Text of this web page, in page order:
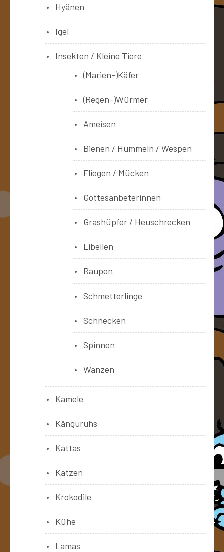
Hyänen
Igel
Insekten / Kleine Tiere
(Marien-)Käfer
(Regen-)Würmer
Ameisen
Bienen / Hummeln / Wespen
Fliegen / Mücken
Gottesanbeterinnen
Grashüpfer / Heuschrecken
Libellen
Raupen
Schmetterlinge
Schnecken
Spinnen
Wanzen
Kamele
Känguruhs
Kattas
Katzen
Krokodile
Kühe
Lamas